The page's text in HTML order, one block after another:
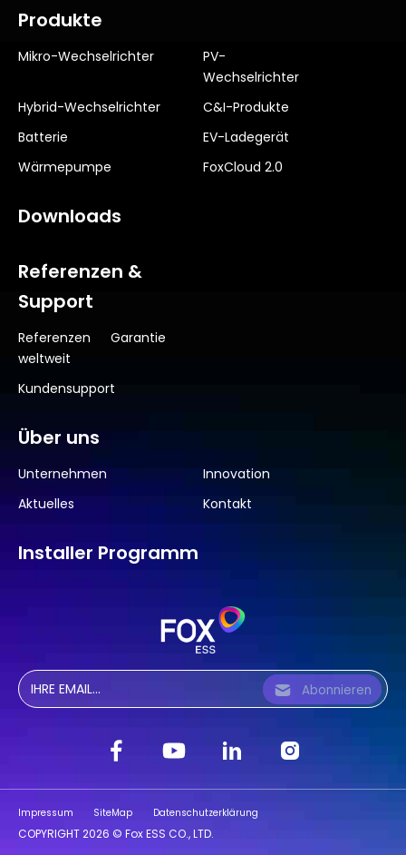
Abonnieren
Produkte
Mikro-Wechselrichter
PV-
Wechselrichter
Hybrid-Wechselrichter
C&I-Produkte
Batterie
EV-Ladegerät
Wärmepumpe
FoxCloud 2.0
Downloads
Referenzen &
Support
Referenzen
weltweit
Garantie
Kundensupport
Über uns
Unternehmen
Innovation
Aktuelles
Kontakt
Installer Programm
COPYRIGHT 2026 © Fox ESS CO., LTD.
Impressum SiteMap Datenschutzerklärung